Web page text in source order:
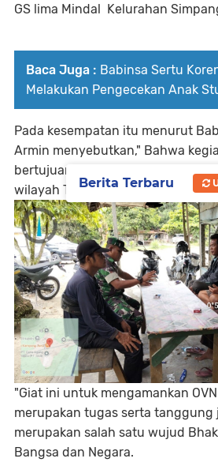
GS lima Mindal Kelurahan
Baca Juga : Babinsa Sertu
Melakukan Pengecekan Anak
Pada kesempatan itu menurut
Armin menyebutkan," Bahwa
bertujuan untuk menjaga Objek
wilayah Teritorial Kodim 0322/
"Giat ini untuk mengamankan
merupakan tugas serta tanggung
merupakan salah satu wujud
Bangsa dan Negara.
Berita Terbaru